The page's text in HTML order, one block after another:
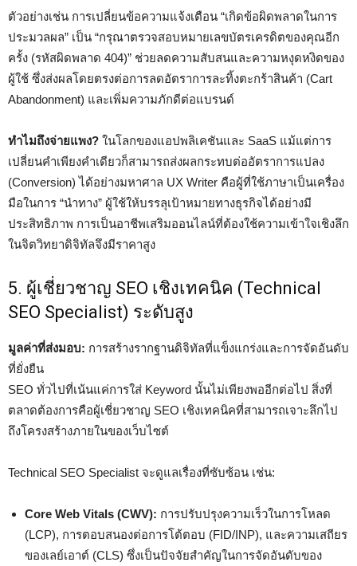
ตัวอย่างเช่น การเปลี่ยนข้อความแจ้งเตือน “เกิดข้อผิดพลาดในการ
ประมวลผล” เป็น “กรุณาตรวจสอบหมายเลขบัตรเครดิตของคุณอีก
ครั้ง (รหัสผิดพลาด 404)” ช่วยลดความสับสนและความหงุดหงิดของ
ผู้ใช้ ซึ่งส่งผลโดยตรงต่อการลดอัตราการละทิ้งตะกร้าสินค้า (Cart
Abandonment) และเพิ่มความภักดีต่อแบรนด์
ทำไมถึงจ่ายแพง? ในโลกของแอปพลิเคชันและ SaaS แม้แต่การ
เปลี่ยนคำเพียงคำเดียวก็สามารถส่งผลกระทบต่ออัตราการแปลง
(Conversion) ได้อย่างมหาศาล UX Writer คือผู้ที่ใช้ภาษาเป็นเครื่อง
มือในการ “นำทาง” ผู้ใช้ให้บรรลุเป้าหมายทางธุรกิจได้อย่างมี
ประสิทธิภาพ การเป็นอาชีพเสริมออนไลน์ที่ต้องใช้ความเข้าใจเชิงลึก
ในจิตวิทยาดิจิทัลจึงมีราคาสูง
5. ผู้เชี่ยวชาญ SEO เชิงเทคนิค (Technical
SEO Specialist) ระดับสูง
มูลค่าที่ส่งมอบ: การสร้างรากฐานดิจิทัลที่แข็งแกร่งและการจัดอันดับ
ที่ยั่งยืน
SEO ทั่วไปที่เน้นแค่การใส่ Keyword นั้นไม่เพียงพออีกต่อไป สิ่งที่
ตลาดต้องการคือผู้เชี่ยวชาญ SEO เชิงเทคนิคที่สามารถเจาะลึกไป
ถึงโครงสร้างภายในของเว็บไซต์
Technical SEO Specialist จะดูแลเรื่องที่ซับซ้อน เช่น:
Core Web Vitals (CWV): การปรับปรุงความเร็วในการโหลด
(LCP), การตอบสนองต่อการโต้ตอบ (FID/INP), และความเสถียร
ของเลย์เอาต์ (CLS) ซึ่งเป็นปัจจัยสำคัญในการจัดอันดับของ